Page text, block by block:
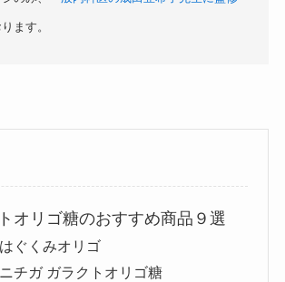
ます。
オリゴ糖のおすすめ商品９選
ぐくみオリゴ
チガ ガラクトオリゴ糖